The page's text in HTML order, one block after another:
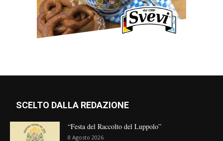
SCELTO DALLA REDAZIONE
“Festa del Raccolto del Luppolo”
8 Agosto 2026